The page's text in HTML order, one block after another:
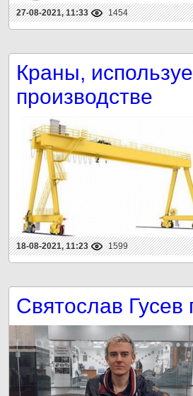
27-08-2021, 11:33 1454
Краны,
производстве
18-08-2021, 11:23 1599
Святослав